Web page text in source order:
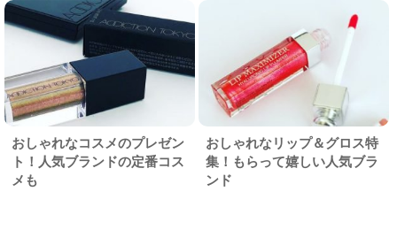
おしゃれなコスメのプレゼン
ト！人気ブランドの定番コス
メも
おしゃれなリップ＆グロス特
集！もらって嬉しい人気ブラ
ンド